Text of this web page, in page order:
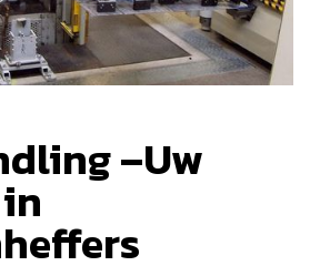
–Uw